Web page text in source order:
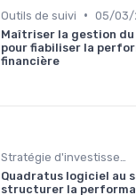
Outils de suivi • 05/03/
Maîtriser la gestion du
pour fiabiliser la
financière
Quadratus logiciel au
structurer la